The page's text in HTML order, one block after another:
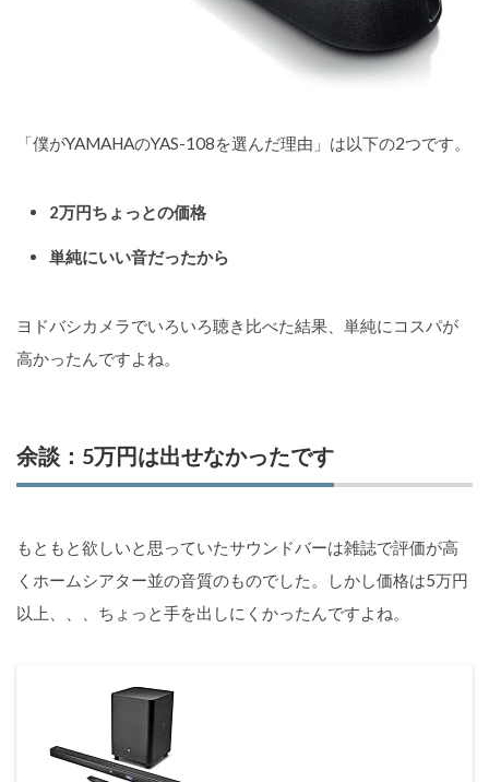
「僕がYAMAHAのYAS-108を選んだ理由」は以下の2つです。
2万円ちょっとの価格
単純にいい音だったから
ヨドバシカメラでいろいろ聴き比べた結果、単純にコスパが
高かったんですよね。
余談：5万円は出せなかったです
もともと欲しいと思っていたサウンドバーは雑誌で評価が高
くホームシアター並の音質のものでした。しかし価格は5万円
以上、、、ちょっと手を出しにくかったんですよね。